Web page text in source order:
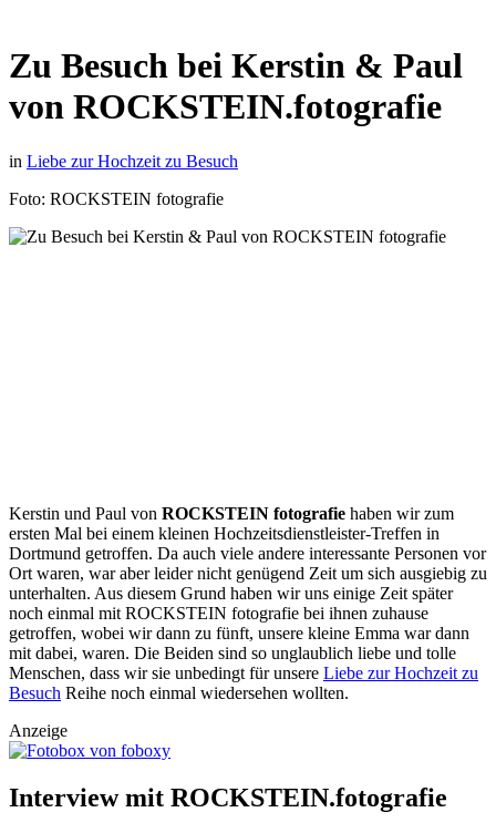
Zu Besuch bei Kerstin & Paul
von ROCKSTEIN.fotografie
in Liebe zur Hochzeit zu Besuch
Foto: ROCKSTEIN fotografie
Kerstin und Paul von ROCKSTEIN fotografie haben wir zum
ersten Mal bei einem kleinen Hochzeitsdienstleister-Treffen in
Dortmund getroffen. Da auch viele andere interessante Personen vor
Ort waren, war aber leider nicht genügend Zeit um sich ausgiebig zu
unterhalten. Aus diesem Grund haben wir uns einige Zeit später
noch einmal mit ROCKSTEIN fotografie bei ihnen zuhause
getroffen, wobei wir dann zu fünft, unsere kleine Emma war dann
mit dabei, waren. Die Beiden sind so unglaublich liebe und tolle
Menschen, dass wir sie unbedingt für unsere Liebe zur Hochzeit zu
Besuch Reihe noch einmal wiedersehen wollten.
Anzeige
Interview mit ROCKSTEIN.fotografie